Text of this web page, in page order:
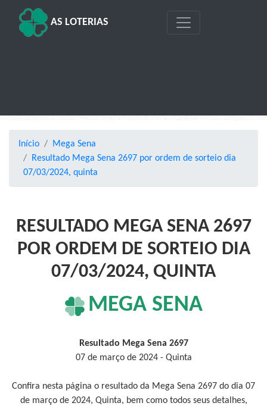
AS LOTERIAS
Início
Mega Sena
Resultado Mega Sena 2697 por ordem de sorteio dia
07/03/2024, quinta
RESULTADO MEGA SENA 2697
POR ORDEM DE SORTEIO DIA
07/03/2024, QUINTA
MEGA SENA
Resultado Mega Sena 2697
07 de março de 2024 - Quinta
Confira nesta página o resultado da Mega Sena 2697 do dia 07
de março de 2024, Quinta, bem como todos seus detalhes,